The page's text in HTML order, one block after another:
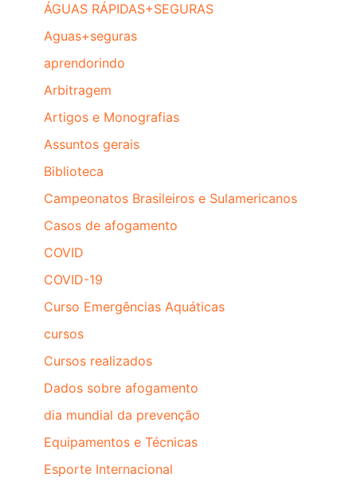
ÁGUAS RÁPIDAS+SEGURAS
Aguas+seguras
aprendorindo
Arbitragem
Artigos e Monografias
Assuntos gerais
Biblioteca
Campeonatos Brasileiros e Sulamericanos
Casos de afogamento
COVID
COVID-19
Curso Emergências Aquáticas
cursos
Cursos realizados
Dados sobre afogamento
dia mundial da prevenção
Equipamentos e Técnicas
Esporte Internacional